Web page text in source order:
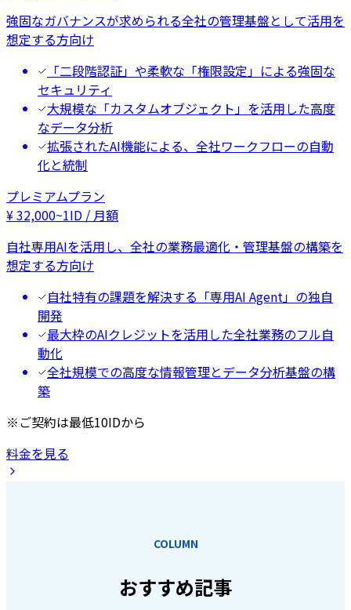
強固なガバナンスが求められる全社の管理基盤として活用を
想定する方向け
「二段階認証」や柔軟な「権限設定」による強固な
セキュリティ
大規模な「カスタムオブジェクト」を活用した高度
なデータ分析
拡張されたAI機能による、全社ワークフローの自動
化と統制
プレミアムプラン
¥32,000~1ID / 月額
自社専用AIを活用し、全社の業務最適化・管理基盤の構築を
想定する方向け
自社特有の課題を解決する「専用AI Agent」の独自
開発
最大枠のAIクレジットを活用した全社業務のフル自
動化
全社規模での高度な情報管理とデータ分析基盤の構
築
※ご契約は最低10IDから
料金を見る
COLUMN
おすすめ記事